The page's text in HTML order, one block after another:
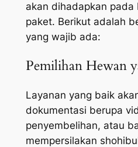
akan dihadapkan pada
paket. Berikut adalah
yang wajib ada:
Pemilihan Hewan
Layanan yang baik
dokumentasi berupa
penyembelihan, atau
mempersilakan